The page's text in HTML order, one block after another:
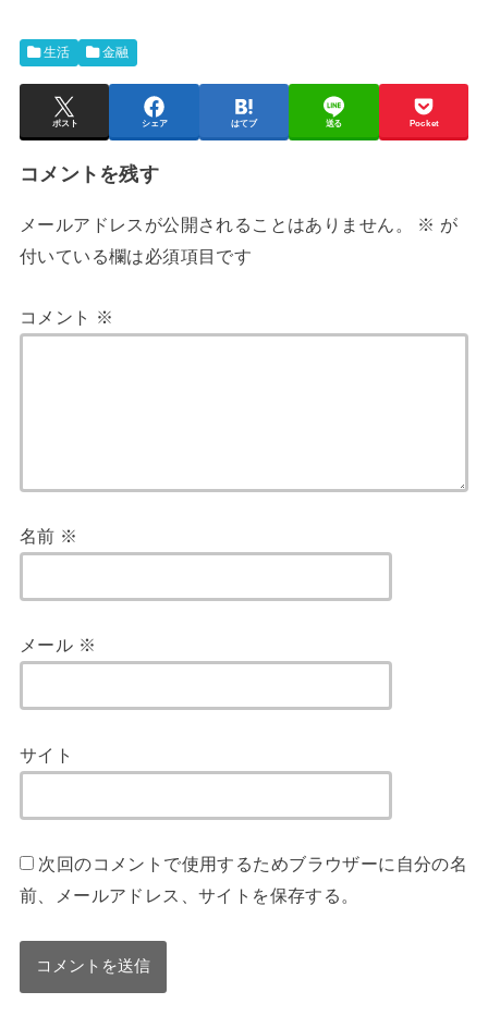
生活 金融
ポスト シェア はてブ 送る Pocket
コメントを残す
メールアドレスが公開されることはありません。 ※ が
付いている欄は必須項目です
コメント ※
名前 ※
メール ※
サイト
次回のコメントで使用するためブラウザーに自分の名
前、メールアドレス、サイトを保存する。